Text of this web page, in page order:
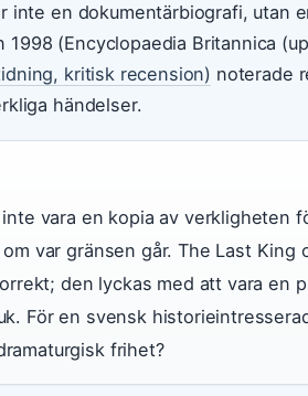
inte en dokumentärbiografi, utan
1998 (Encyclopaedia Britannica
kritisk recension) noterade
händelser.
vara en kopia av verkligheten
var gränsen går. The Last
den lyckas med att vara en
För en svensk
frihet?